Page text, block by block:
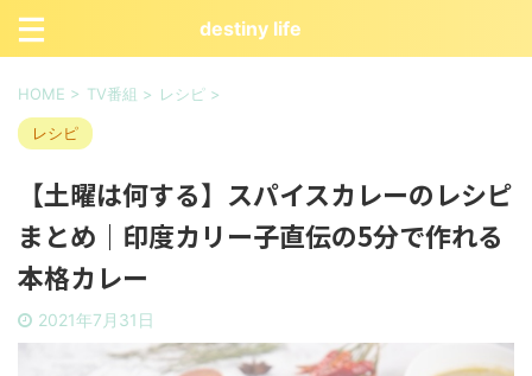
destiny life
HOME > TV番組 > レシピ >
レシピ
【土曜は何する】スパイスカレーのレシピ
まとめ｜印度カリー子直伝の5分で作れる
本格カレー
2021年7月31日